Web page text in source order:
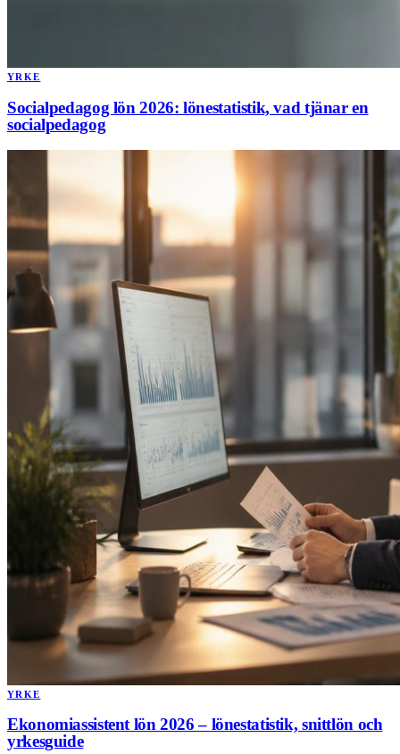
YRKE
Socialpedagog lön 2026: lönestatistik, vad tjänar en
socialpedagog
YRKE
Ekonomiassistent lön 2026 – lönestatistik, snittlön och
yrkesguide